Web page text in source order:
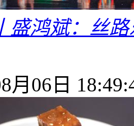
盛鸿斌：丝
月06日